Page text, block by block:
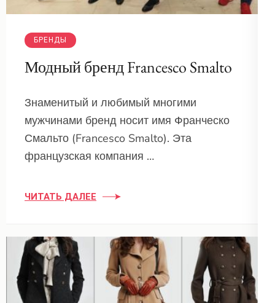
БРЕНДЫ
Модный бренд Francesco Smalto
Знаменитый и любимый многими
мужчинами бренд носит имя Франческо
Смальто (Francesco Smalto). Эта
французская компания …
ЧИТАТЬ ДАЛЕЕ